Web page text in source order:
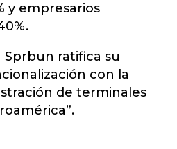
y empresarios
Sprbun ratifica su
con la
de terminales